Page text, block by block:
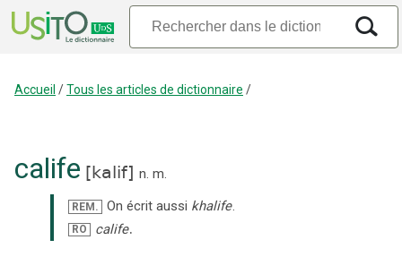
Accueil /Tous les articles de dictionnaire /
calife [kalif] n. m.
REM. On écrit aussi khalife.
RO calife.